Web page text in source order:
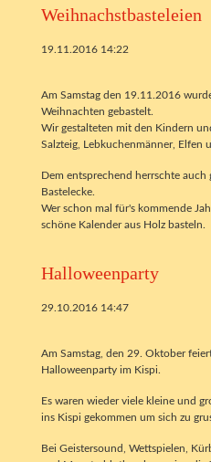
Weihnachstbasteleien
19.11.2016 14:22
Am Samstag den 19.11.2016
Weihnachten gebastelt.
Wir gestalteten mit den Kindern
Salzteig, Lebkuchenmänner, Elfen
Dem entsprechend herrschte auch
Bastelecke.
Wer schon mal für's kommende
schöne Kalender aus Holz basteln.
Halloweenparty
29.10.2016 14:47
Am Samstag, den 29. Oktober
Halloweenparty im Kispi.
Es waren wieder viele kleine und
ins Kispi gekommen um sich zu
Bei Geistersound, Wettspielen,